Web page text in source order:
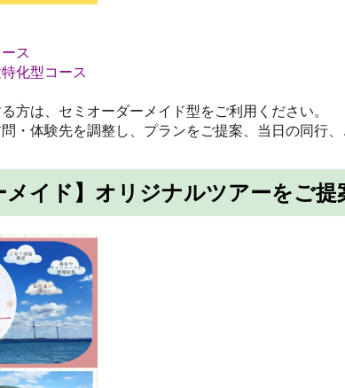
ス
化型コース
方は、セミオーダーメイド型をご利用ください。
・体験先を調整し、プランをご提案、当日の同行、
メイド】オリジナルツアーをご提